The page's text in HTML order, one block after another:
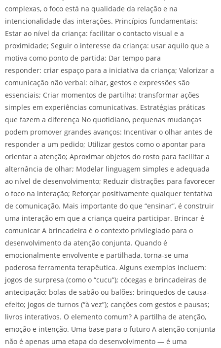
complexas, o foco está na qualidade da relação e na
intencionalidade das interações. Princípios fundamentais:
Estar ao nível da criança: facilitar o contacto visual e a
proximidade; Seguir o interesse da criança: usar aquilo que a
motiva como ponto de partida; Dar tempo para
responder: criar espaço para a iniciativa da criança; Valorizar a
comunicação não verbal: olhar, gestos e expressões são
essenciais; Criar momentos de partilha: transformar ações
simples em experiências comunicativas. Estratégias práticas
que fazem a diferença No quotidiano, pequenas mudanças
podem promover grandes avanços: Incentivar o olhar antes de
responder a um pedido; Utilizar gestos como o apontar para
orientar a atenção; Aproximar objetos do rosto para facilitar a
alternância de olhar; Modelar linguagem simples e adequada
ao nível de desenvolvimento; Reduzir distrações para favorecer
o foco na interação; Reforçar positivamente qualquer tentativa
de comunicação. Mais importante do que “ensinar”, é construir
uma interação em que a criança queira participar. Brincar é
comunicar A brincadeira é o contexto privilegiado para o
desenvolvimento da atenção conjunta. Quando é
emocionalmente envolvente e partilhada, torna-se uma
poderosa ferramenta terapêutica. Alguns exemplos incluem:
jogos de surpresa (como o “cucu”); cócegas e brincadeiras de
antecipação; bolas de sabão ou balões; brinquedos de causa-
efeito; jogos de turnos (“à vez”); canções com gestos e pausas;
livros interativos. O elemento comum? A partilha de atenção,
emoção e intenção. Uma base para o futuro A atenção conjunta
não é apenas uma etapa do desenvolvimento — é uma